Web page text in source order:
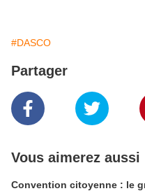
#DASCO
Partager
Vous aimerez aussi
Convention citoyenne : le